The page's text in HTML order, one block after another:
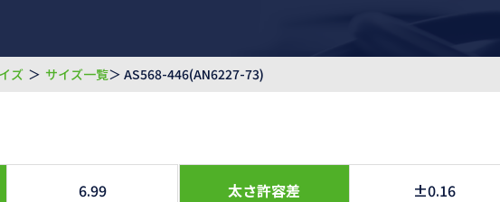
ズ ＞ サイズ一覧＞ AS568-446(AN6227-73)
6.99 太さ許容差 ±0.16